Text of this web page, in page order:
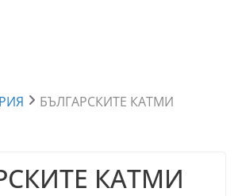
БЪЛГАРСКИТЕ КАТМИ
КАТМИ